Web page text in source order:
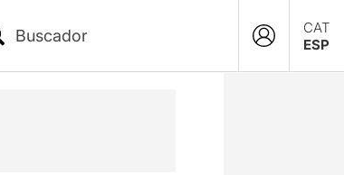
CAT
ESP